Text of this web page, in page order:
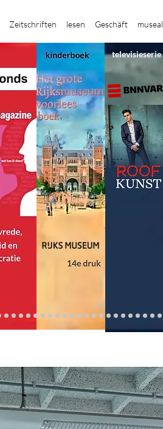
Zeitschriften lesen Geschäft museal
televisieserie